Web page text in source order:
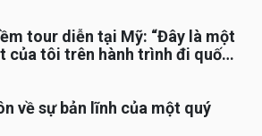
tour diễn tại Mỹ: “Đây là một
của tôi trên hành trình đi quốc
về sự bản lĩnh của một quý